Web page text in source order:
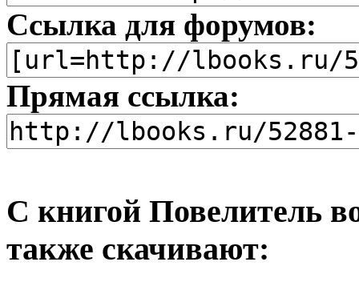
Ссылка для форумов:
Прямая ссылка:
С книгой Повелитель
также скачивают: